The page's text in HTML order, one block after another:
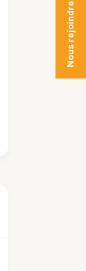
Nous rejoindre